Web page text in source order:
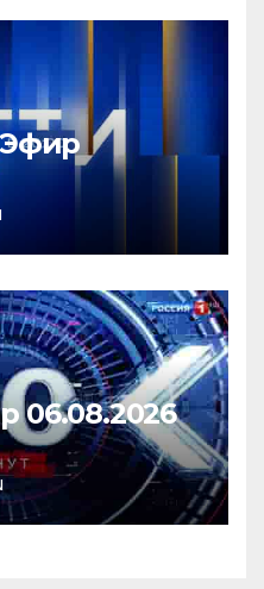
Эфир
06.08.2026